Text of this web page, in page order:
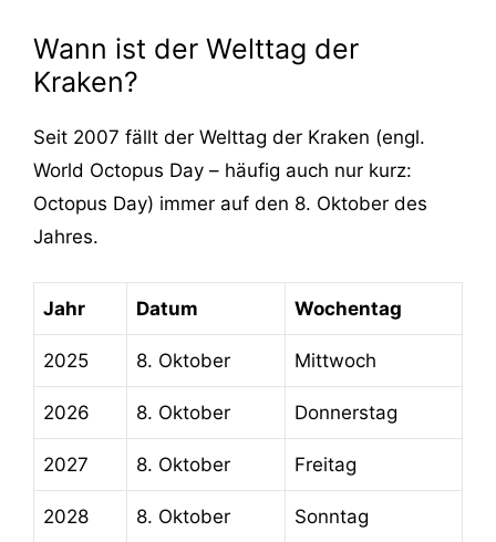
Wann ist der Welttag der
Kraken?
Seit 2007 fällt der Welttag der Kraken (engl.
World Octopus Day – häufig auch nur kurz:
Octopus Day) immer auf den 8. Oktober des
Jahres.
Jahr Datum Wochentag
2025 8. Oktober Mittwoch
2026 8. Oktober Donnerstag
2027 8. Oktober Freitag
2028 8. Oktober Sonntag